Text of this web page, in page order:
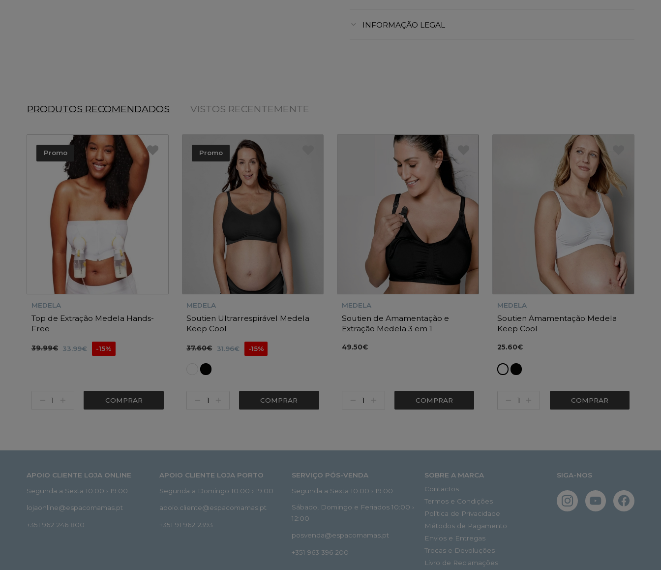
INFORMAÇÃO LEGAL
PRODUTOS RECOMENDADOS VISTOS RECENTEMENTE
Promo
MEDELA
Top de Extração Medela Hands-
Free
39.99€ 33.99€ -15%
COMPRAR
Promo
MEDELA
Soutien Ultrarrespirável Medela
Keep Cool
37.60€ 31.96€ -15%
COMPRAR
MEDELA
Soutien de Amamentação e
Extração Medela 3 em 1
49.50€
COMPRAR
MEDELA
Soutien Amamentação Medela
Keep Cool
25.60€
COMPRAR
APOIO CLIENTE LOJA ONLINE
Segunda a Sexta 10:00 › 19:00
lojaonline@espacomamas.pt
+351 962 246 800
APOIO CLIENTE LOJA PORTO
Segunda a Domingo 10:00 › 19:00
apoio.cliente@espacomamas.pt
+351 91 962 2393
SERVIÇO PÓS-VENDA
Segunda a Sexta 10:00 › 19:00
Sábado, Domingo e Feriados 10:00 ›
12:00
posvenda@espacomamas.pt
+351 963 396 200
SOBRE A MARCA
Contactos
Termos e Condições
Política de Privacidade
Métodos de Pagamento
Envios e Entregas
Trocas e Devoluções
Livro de Reclamações
SIGA-NOS